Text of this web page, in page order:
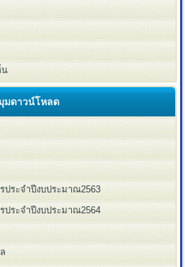
น
มดาวน์โหลด
ประจำปีงบประมาณ2563
ประจำปีงบประมาณ2564